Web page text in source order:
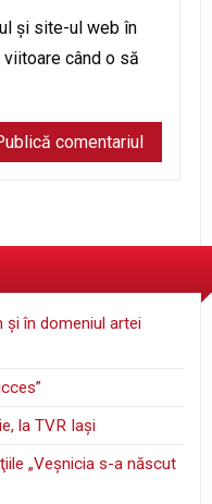
și site-ul web în
când o să
în domeniul artei
la TVR Iaşi
„Veşnicia s-a născut